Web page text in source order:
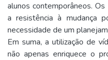
alunos contemporâneos.
a resistência à mudança
necessidade de um
Em suma, a utilização de
não apenas enriquece o